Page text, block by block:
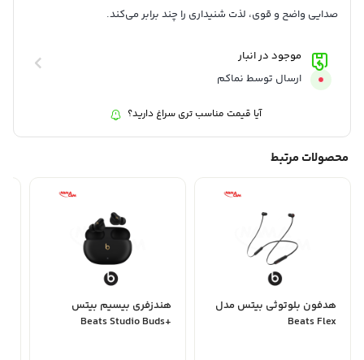
برد بی سیم :: 100متر
صدایی واضح و قوی، لذت شنیداری را چند برابر می‌کند.
موجود در انبار
ارسال توسط نماکم
آیا قیمت مناسب تری سراغ دارید؟
محصولات مرتبط
هدفون بلوتوثی بیتس مدل
Beats Flex
هندزفری بیسیم بیتس
+Beats Studio Buds